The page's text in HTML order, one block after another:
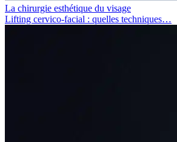
La chirurgie esthétique du visage
Lifting cervico-facial : quelles techniques…